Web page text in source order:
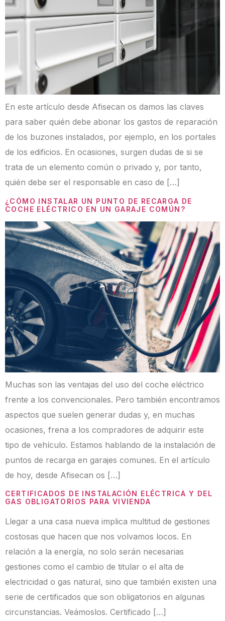
En este artículo desde Afisecan os damos las claves
para saber quién debe abonar los gastos de reparación
de los buzones instalados, por ejemplo, en los portales
de los edificios. En ocasiones, surgen dudas de si se
trata de un elemento común o privado y, por tanto,
quién debe ser el responsable en caso de […]
¿CÓMO INSTALAR UN PUNTO DE RECARGA DE
COCHE ELÉCTRICO EN UN GARAJE COMÚN?
Muchas son las ventajas del uso del coche eléctrico
frente a los convencionales. Pero también encontramos
aspectos que suelen generar dudas y, en muchas
ocasiones, frena a los compradores de adquirir este
tipo de vehículo. Estamos hablando de la instalación de
puntos de recarga en garajes comunes. En el artículo
de hoy, desde Afisecan os […]
CERTIFICADOS DE INSTALACIÓN ELÉCTRICA Y DEL
GAS OBLIGATORIOS PARA VIVIENDA
Llegar a una casa nueva implica multitud de gestiones
costosas que hacen que nos volvamos locos. En
relación a la energía, no solo serán necesarias
gestiones como el cambio de titular o el alta de
electricidad o gas natural, sino que también existen una
serie de certificados que son obligatorios en algunas
circunstancias. Veámoslos. Certificado […]